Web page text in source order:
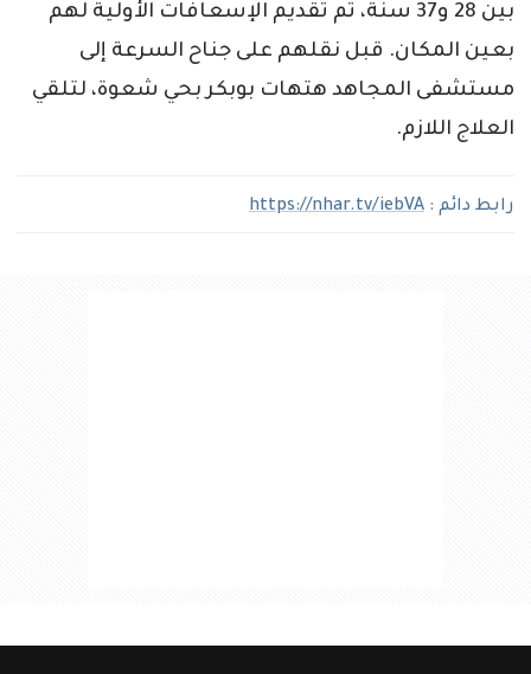
بين 28 و37 سنة، تم تقديم الإسعافات الأولية لهم
بعين المكان. قبل نقلهم على جناح السرعة إلى
مستشفى المجاهد هتهات بوبكر بحي شعوة، لتلقي
العلاج اللازم.
رابط دائم : https://nhar.tv/iebVA